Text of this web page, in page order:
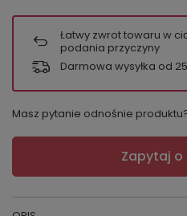
Łatwy zwrot towaru w
podania przyczyny
Darmowa wysyłka od
Masz pytanie odnośnie
Zapytaj